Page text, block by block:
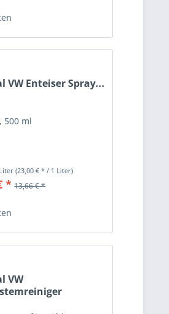
VW Enteiser Spray...
500 ml
(23,00 € * / 1 Liter)
* 13,66 € *
VW